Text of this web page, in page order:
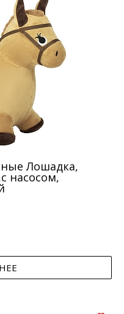
Лошадка,
насосом,